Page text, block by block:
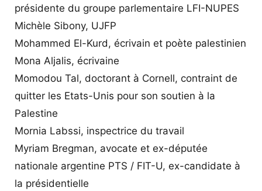
présidente du groupe parlementaire LFI-NUPES
Michèle Sibony, UJFP
Mohammed El-Kurd, écrivain et poète palestinien
Mona Aljalis, écrivaine
Momodou Tal, doctorant à Cornell, contraint de
quitter les Etats-Unis pour son soutien à la
Palestine
Mornia Labssi, inspectrice du travail
Myriam Bregman, avocate et ex-députée
nationale argentine PTS / FIT-U, ex-candidate à
la présidentielle